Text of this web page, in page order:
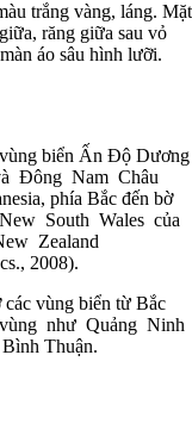
trắng vàng, láng. Mặt
răng giữa sau vỏ
áo sâu hình lưỡi.
biển Ấn Độ Dương
Đông Nam Châu
phía Bắc đến bờ
South Wales của
Zealand
2008).
vùng biển từ Bắc
vùng như Quảng Ninh
Thuận.